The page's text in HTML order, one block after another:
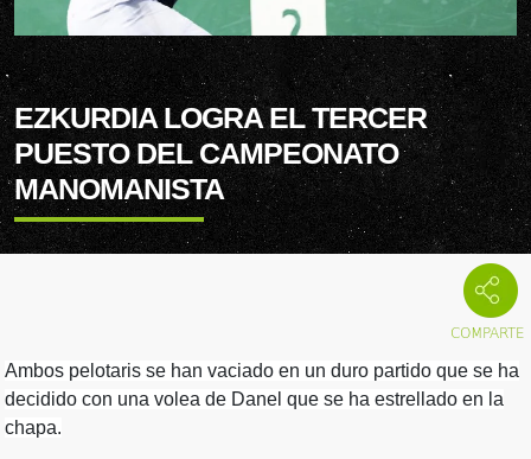
EZKURDIA LOGRA EL TERCER
PUESTO DEL CAMPEONATO
MANOMANISTA
Ambos pelotaris se han vaciado en un duro partido que se ha
decidido con una volea de Danel que se ha estrellado en la
chapa.